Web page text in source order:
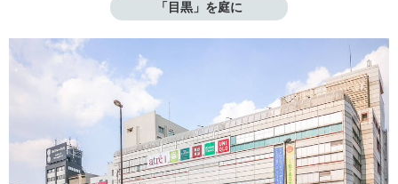
「目黒」を庭に